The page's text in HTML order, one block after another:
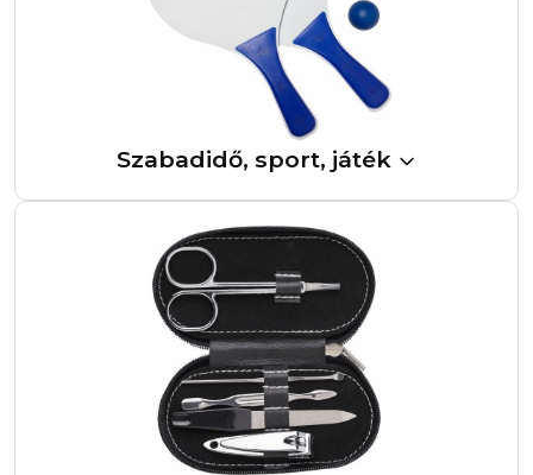
Szabadidő, sport, játék